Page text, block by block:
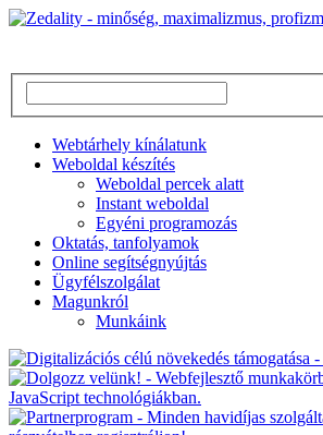
Webtárhely kínálatunk
Weboldal készítés
Weboldal percek alatt
Instant weboldal
Egyéni programozás
Oktatás, tanfolyamok
Online segítségnyújtás
Ügyfélszolgálat
Magunkról
Munkáink